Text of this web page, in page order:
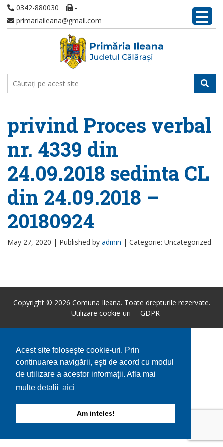
Acest site foloseşte cookie-uri. Prin
continuarea navigării, eşti de acord cu modul
de utilizare a acestor informaţii. Afla mai
multe detalii aici
Am inteles!
0342-880030
-
primariaileana@gmail.com
privind Proces verbal
nr. 4339 din
24.09.2018 sedinta CL
din 24.09.2018 –
20180924
May 27, 2020 | Published by admin | Categorie: Uncategorized
Copyright © 2026 Comuna Ileana. Toate drepturile rezervate.
Utilizare cookie-uri
GDPR